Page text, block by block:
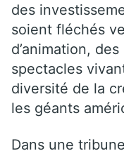
des
soient fléchés
d’animation,
spectacles
diversité de la
les géants
Dans une